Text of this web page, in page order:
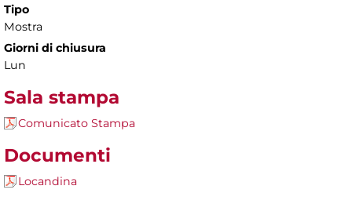
Tipo
Mostra
Giorni di chiusura
Lun
Sala stampa
Comunicato Stampa
Documenti
Locandina